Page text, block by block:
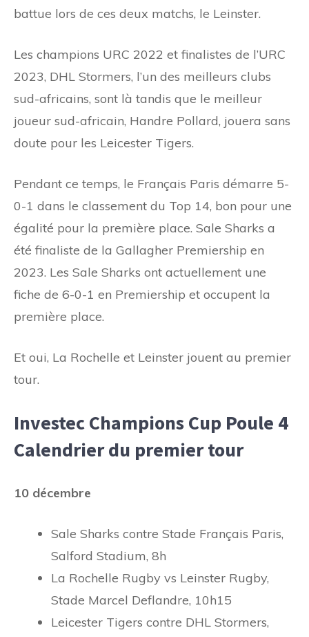
battue lors de ces deux matchs, le Leinster.
Les champions URC 2022 et finalistes de l’URC
2023, DHL Stormers, l’un des meilleurs clubs
sud-africains, sont là tandis que le meilleur
joueur sud-africain, Handre Pollard, jouera sans
doute pour les Leicester Tigers.
Pendant ce temps, le Français Paris démarre 5-
0-1 dans le classement du Top 14, bon pour une
égalité pour la première place. Sale Sharks a
été finaliste de la Gallagher Premiership en
2023. Les Sale Sharks ont actuellement une
fiche de 6-0-1 en Premiership et occupent la
première place.
Et oui, La Rochelle et Leinster jouent au premier
tour.
Investec Champions Cup Poule 4
Calendrier du premier tour
10 décembre
Sale Sharks contre Stade Français Paris,
Salford Stadium, 8h
La Rochelle Rugby vs Leinster Rugby,
Stade Marcel Deflandre, 10h15
Leicester Tigers contre DHL Stormers,